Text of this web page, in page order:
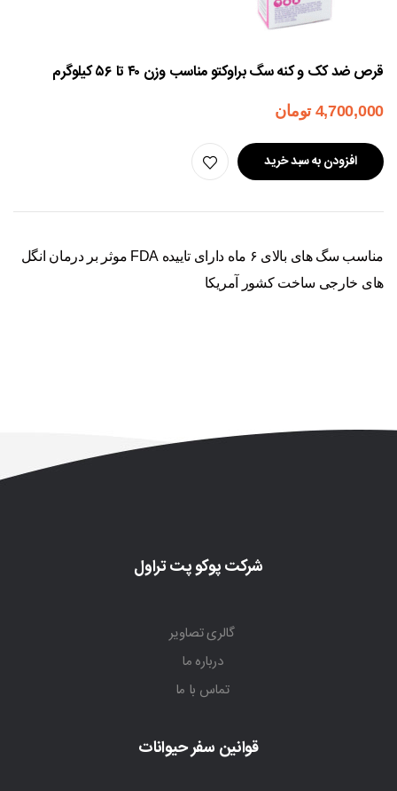
قرص ضد کک و کنه سگ براوکتو مناسب وزن ۴۰ تا ۵۶ کیلوگرم
4,700,000 تومان
افزودن به سبد خرید
مناسب سگ های بالای ۶ ماه دارای تاییده FDA موثر بر درمان انگل
های خارجی ساخت کشور آمریکا
شرکت پوکو پت تراول
گالری تصاویر
درباره ما
تماس با ما
قوانین سفر حیوانات